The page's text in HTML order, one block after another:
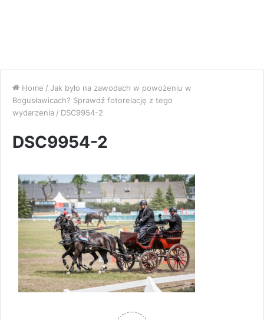
Home / Jak było na zawodach w powożeniu w
Bogusławicach? Sprawdź fotorelację z tego
wydarzenia / DSC9954-2
DSC9954-2